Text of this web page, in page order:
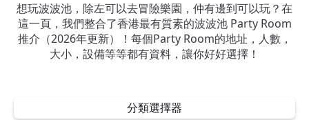
想玩波波池，除左可以去冒險樂園，仲有邊到可以玩？在
這一頁，我們整合了香港最有質素的波波池 Party Room
推介（2026年更新）！每個Party Room的地址，人數，
大小，設備等等都有資料，讓你好好選擇！
分類選擇器